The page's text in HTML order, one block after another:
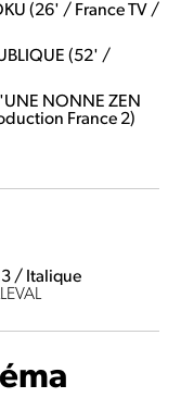
(26' / France TV /
(52' /
NONNE ZEN
France 2)
3 / Italique